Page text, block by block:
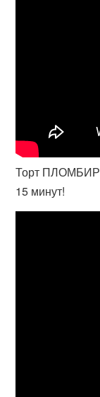
Торт ПЛОМБИР
15 минут!